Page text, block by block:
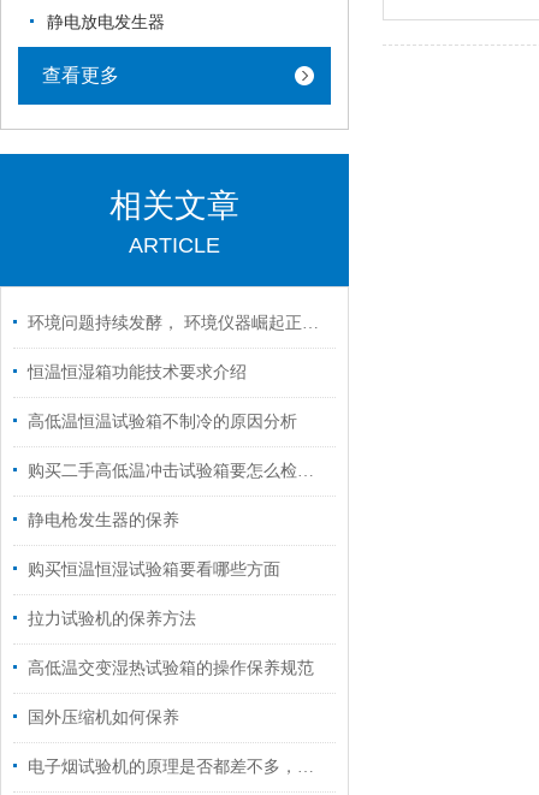
静电放电发生器
查看更多
相关文章
ARTICLE
环境问题持续发酵， 环境仪器崛起正当时
恒温恒湿箱功能技术要求介绍
高低温恒温试验箱不制冷的原因分析
购买二手高低温冲击试验箱要怎么检查？
静电枪发生器的保养
购买恒温恒湿试验箱要看哪些方面
拉力试验机的保养方法
高低温交变湿热试验箱的操作保养规范
国外压缩机如何保养
电子烟试验机的原理是否都差不多，请听排气测试人员分析